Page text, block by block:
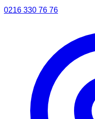
0216 330 76 76